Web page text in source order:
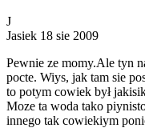
J
Jasiek 18 sie 2009
Pewnie ze momy.Ale tyn
pocte. Wiys, jak tam sie
to potym cowiek był
Moze ta woda tako
innego tak cowiekiym